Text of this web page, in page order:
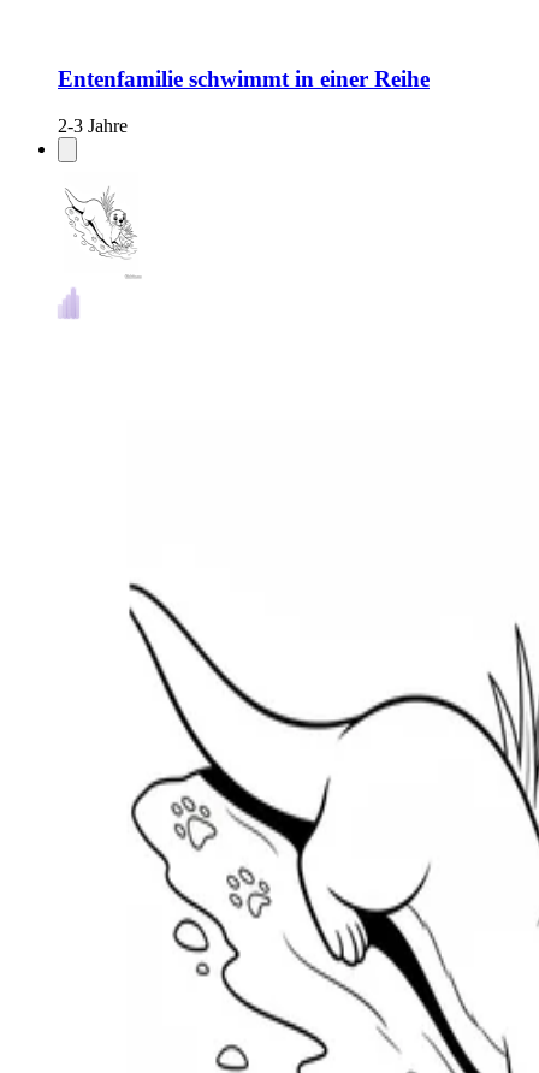
Entenfamilie schwimmt in einer Reihe
2-3 Jahre